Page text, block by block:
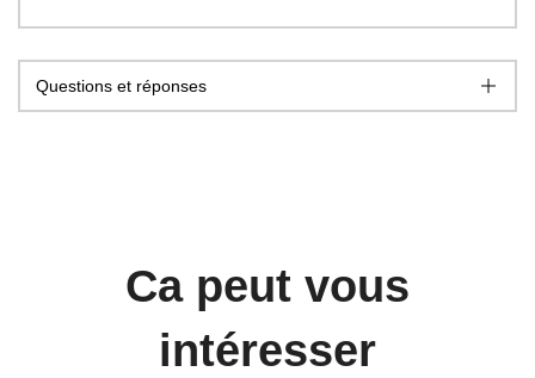
Questions et réponses
Ca peut vous
intéresser